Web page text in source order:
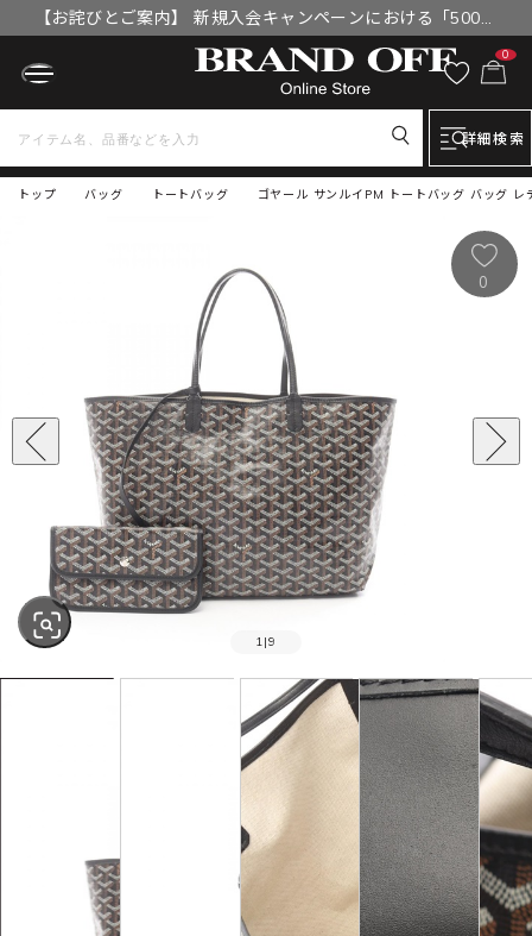
【お詫びとご案内】 新規入会キャンペーンにおける「500円
OFFクーポン」付与漏れと補填について
0
詳細検索
トップ ゴヤール サンルイPM トートバッグ バッグ レ
バッグ トートバッグ
SOLD OUT
1 |9
0